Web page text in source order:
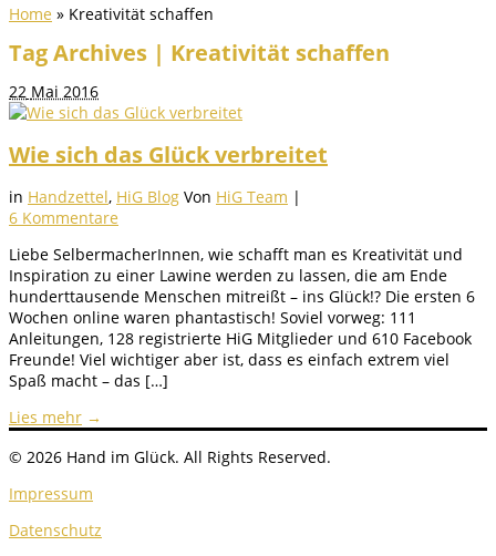
Home » Kreativität schaffen
Tag Archives | Kreativität schaffen
22 Mai 2016
Wie sich das Glück verbreitet
in Handzettel, HiG Blog Von HiG Team |
6 Kommentare
Liebe SelbermacherInnen, wie schafft man es Kreativität und
Inspiration zu einer Lawine werden zu lassen, die am Ende
hunderttausende Menschen mitreißt – ins Glück!? Die ersten 6
Wochen online waren phantastisch! Soviel vorweg: 111
Anleitungen, 128 registrierte HiG Mitglieder und 610 Facebook
Freunde! Viel wichtiger aber ist, dass es einfach extrem viel
Spaß macht – das […]
Lies mehr →
© 2026 Hand im Glück. All Rights Reserved.
Impressum
Datenschutz